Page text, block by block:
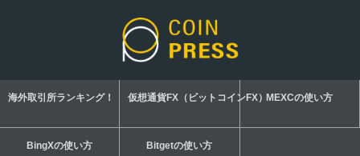
海外取引所ランキング！ 仮想通貨FX（ビットコインFX）MEXCの使い方
BingXの使い方 Bitgetの使い方